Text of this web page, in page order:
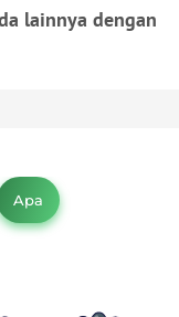
lainnya dengan
Apa